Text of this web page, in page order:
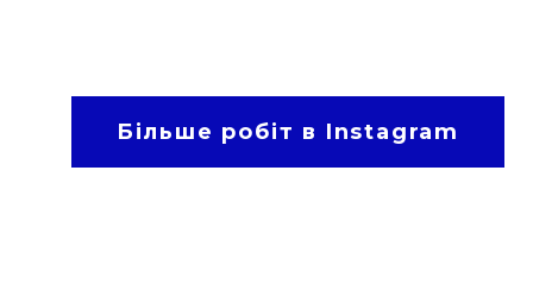
Більше робіт в Instagram